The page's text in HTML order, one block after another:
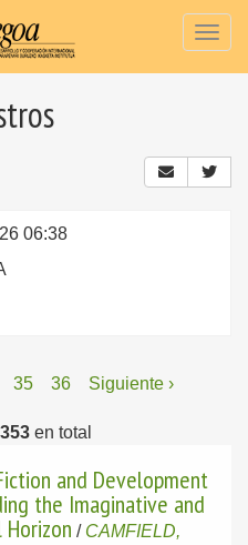
06:38
35 36 Siguiente ›
353 en total
and Development
the Imaginative and
/ CAMFIELD,